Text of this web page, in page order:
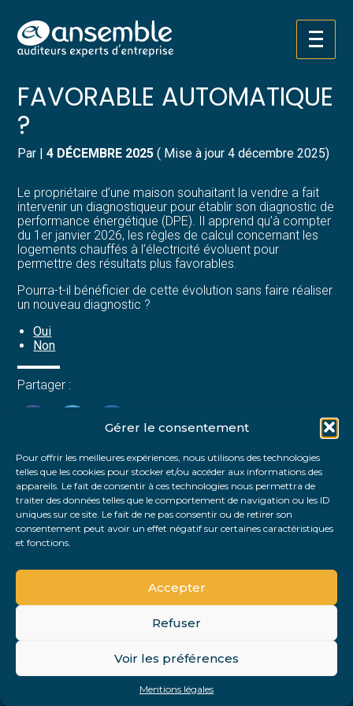
Gérer le consentement
Pour offrir les meilleures expériences, nous utilisons des technologies
telles que les cookies pour stocker et/ou accéder aux informations des
appareils. Le fait de consentir à ces technologies nous permettra de
traiter des données telles que le comportement de navigation ou les ID
uniques sur ce site. Le fait de ne pas consentir ou de retirer son
consentement peut avoir un effet négatif sur certaines caractéristiques
et fonctions.
Accepter
Refuser
Voir les préférences
Mentions légales
Aller
au
Créer et reprendre une activité
Gérer votre quotidien
Piloter votre entreprise
Développer votre entreprise
Construire votre patrimoine
Structurer votre croissance
Être prêt pour la facturation
électronique
Pilotez votre gestion
Suivre votre comptabilité
Gérer vos ressources humaines
Dématérialiser vos documents
DPE : UNE ÉVOLUTION
FAVORABLE AUTOMATIQUE
?
Par |4 DÉCEMBRE 2025 ( Mise à jour 4 décembre 2025)
Le propriétaire d’une maison souhaitant la vendre a fait
intervenir un diagnostiqueur pour établir son diagnostic de
performance énergétique (DPE). Il apprend qu’à compter
du 1er janvier 2026, les règles de calcul concernant les
logements chauffés à l’électricité évoluent pour
permettre des résultats plus favorables.
Pourra-t-il bénéficier de cette évolution sans faire réaliser
un nouveau diagnostic ?
Oui
Non
Partager :
TwitterLinkedIn
Principale
Footer
PLAN DU SITE
MENTIONS LÉGALES
Conception et réalisation